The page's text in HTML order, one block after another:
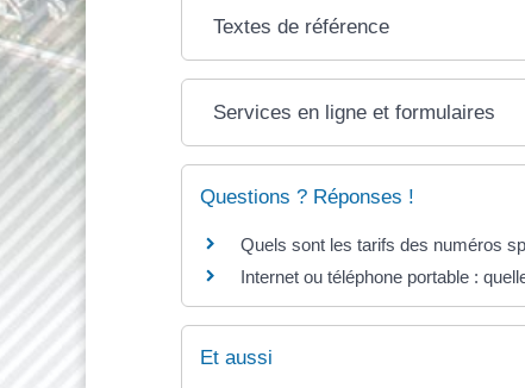
Textes de référence
Services en ligne et formulaires
Questions ? Réponses !
Quels sont les tarifs des numéros
Internet ou téléphone portable :
Et aussi